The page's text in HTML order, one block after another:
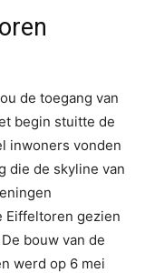
de toegang van
begin stuitte de
inwoners vonden
die de skyline van
Eiffeltoren gezien
bouw van de
werd op 6 mei